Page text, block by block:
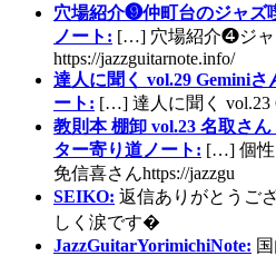
穴場紹介❾仲町台のジャズ
ノート: […] 穴場紹介❹ジャ
https://jazzguitarnote.info/
達人に聞く vol.29 Gemini
ート: […] 達人に聞く vol.23
教則本 棚卸 vol.23 名取さ
ター寄り道ノート: […] 個性
免信喜さんhttps://jazzgu
SEIKO: 返信ありがとうご
しく涙です�
JazzGuitarYorimichiNote: